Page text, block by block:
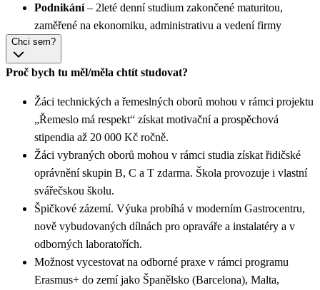
Podnikání– 2leté denní studium zakončené maturitou,
zaměřené na ekonomiku, administrativu a vedení firmy
Chci sem?
Proč bych tu měl/měla chtít studovat?
Žáci technických a řemeslných oborů mohou v rámci projektu
„Řemeslo má respekt“ získat motivační a prospěchová
stipendia až 20 000 Kč ročně.
Žáci vybraných oborů mohou v rámci studia získat řidičské
oprávnění skupin B, C a T zdarma. Škola provozuje i vlastní
svářečskou školu.
Špičkové zázemí. Výuka probíhá v moderním Gastrocentru,
nově vybudovaných dílnách pro opraváře a instalatéry a v
odborných laboratořích.
Možnost vycestovat na odborné praxe v rámci programu
Erasmus+ do zemí jako Španělsko (Barcelona), Malta,